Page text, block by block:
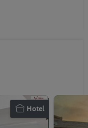
Hotel